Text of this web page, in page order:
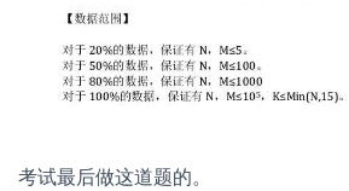
考试最后做这道题的。